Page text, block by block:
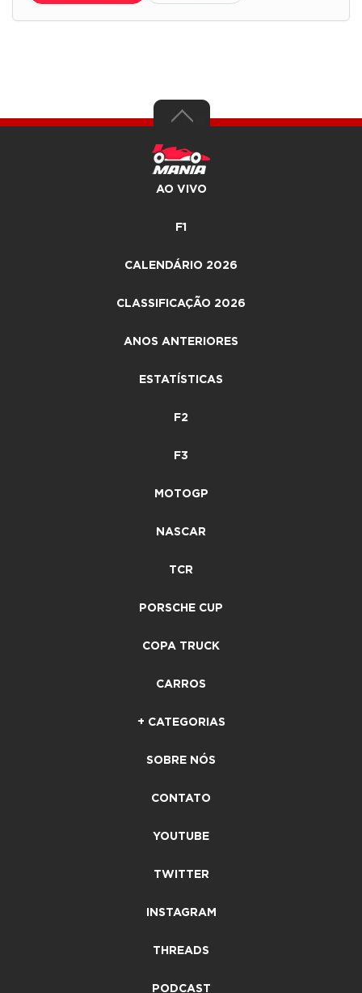
AO VIVO
F1
CALENDÁRIO 2026
CLASSIFICAÇÃO 2026
ANOS ANTERIORES
ESTATÍSTICAS
F2
F3
MOTOGP
NASCAR
TCR
PORSCHE CUP
COPA TRUCK
CARROS
+ CATEGORIAS
SOBRE NÓS
CONTATO
YOUTUBE
TWITTER
INSTAGRAM
THREADS
PODCAST